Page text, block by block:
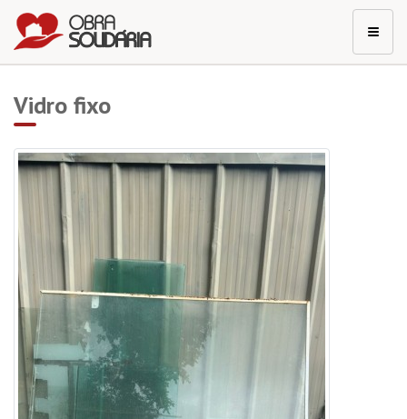
Vidro fixo